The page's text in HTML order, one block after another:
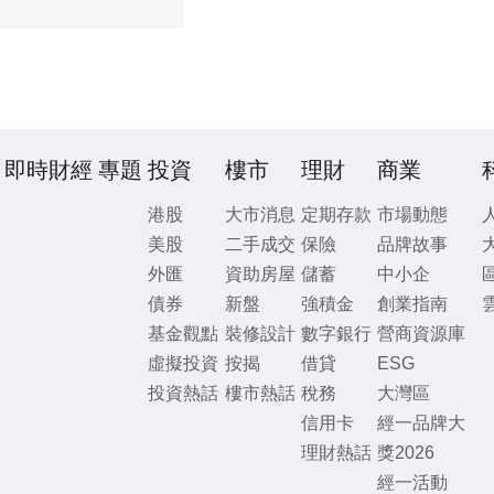
即時財經 專題 投資
港股
美股
外匯
債券
基金觀點
虛擬投資
投資熱話
樓市
大市消息
二手成交
資助房屋
新盤
裝修設計
按揭
樓市熱話
理財
定期存款
保險
儲蓄
強積金
數字銀行
借貸
稅務
信用卡
理財熱話
商業
市場動態
品牌故事
中小企
創業指南
營商資源庫
ESG
大灣區
經一品牌大
獎2026
經一活動